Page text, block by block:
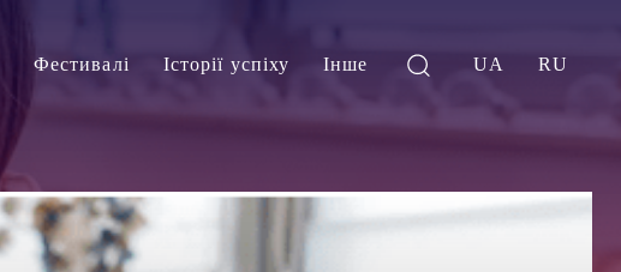
Фестивалі Історії успіху Інше UA RU